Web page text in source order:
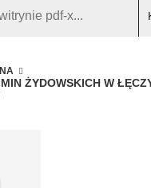
ŻYDOWSKICH W